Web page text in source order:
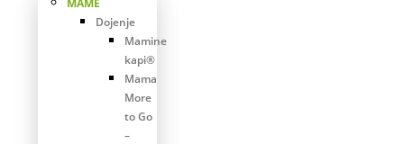
MAME
Dojenje
Mamine
kapi®
Mama
More
to Go
–